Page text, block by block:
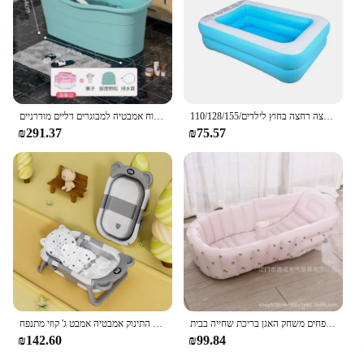
גדול לדלי בית ספא קטן קטן לשטוף ג 'קוזי מקלחת רחצה נוח אמבטיה למבוגרים דליים מודרניים banheira דה ג' לו נייד
₪291.37
110/128/155/מלבני בריכת שחייה מתנפחים ג 'קוזי קיץ רחצה רחצה בחוץ לילדים
₪75.57
ג 'קוזי הביתה 2024 אמבטיה גדולה מתקפל לתינוק אמבט יכול לשבת ולשכב חם התינוק אמבטיה אמבט ג' קוזי מתנפח
₪142.60
אמבט מתנפחים לילדים, תינוק מתנפחים משחק האגן בריכת שחייה בבית
₪99.84